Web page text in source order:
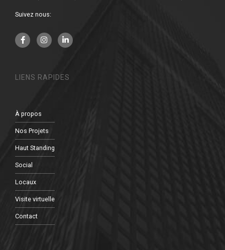
Suivez nous:
LIENS RAPIDES
À propos
Nos Projets
Haut Standing
Social
Locaux
Visite virtuelle
Contact